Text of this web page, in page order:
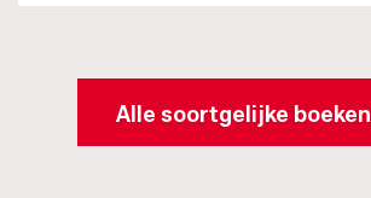
Alle soortgelijke boeken